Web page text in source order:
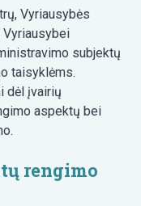
Vyriausybės
subjektų
taisyklėms.
dėl įvairių
aspektų bei
rengimo